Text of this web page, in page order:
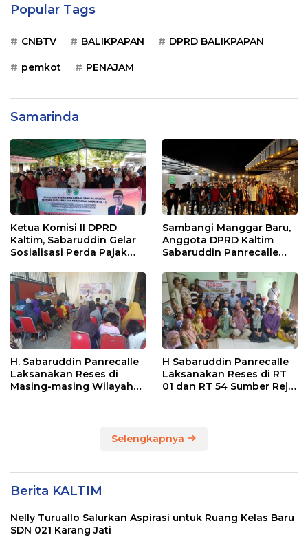
Popular Tags
CNBTV BALIKPAPAN DPRD BALIKPAPAN
pemkot PENAJAM
Samarinda
Ketua Komisi II DPRD
Kaltim, Sabaruddin Gelar
Sosialisasi Perda Pajak
Sepinggan Raya
Balikpapan
Sambangi Manggar Baru,
Anggota DPRD Kaltim
Sabaruddin Panrecalle
Balikpapan
H. Sabaruddin Panrecalle
Laksanakan Reses di
Masing-masing Wilayah
H Sabaruddin Panrecalle
Laksanakan Reses di RT
01 dan RT 54 Sumber Rejo
Selengkapnya
Berita KALTIM
Nelly Turuallo Salurkan Aspirasi untuk Ruang Kelas Baru
SDN 021 Karang Jati